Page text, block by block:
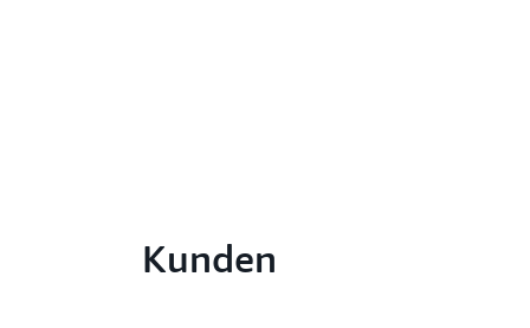
Kunden